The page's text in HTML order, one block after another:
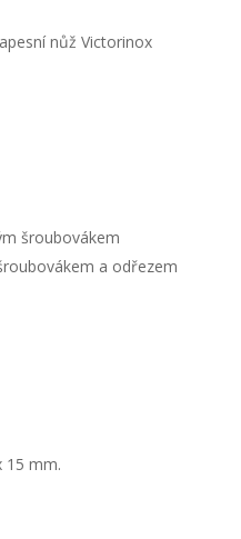
nůž Victorinox
šroubovákem
a odřezem
15 mm.